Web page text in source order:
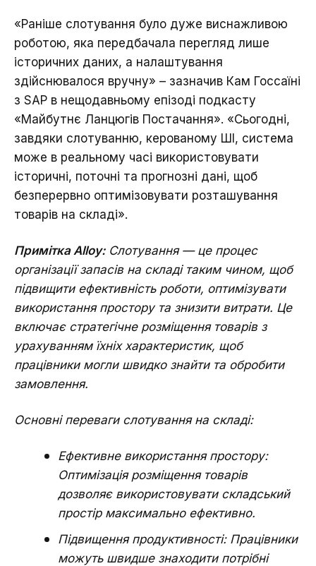
«Раніше слотування було дуже виснажливою
роботою, яка передбачала перегляд лише
історичних даних, а налаштування
здійснювалося вручну» – зазначив Кам Госсаїні
з SAP в нещодавньому епізоді подкасту
«Майбутнє Ланцюгів Постачання». «Сьогодні,
завдяки слотуванню, керованому ШІ, система
може в реальному часі використовувати
історичні, поточні та прогнозні дані, щоб
безперервно оптимізовувати розташування
товарів на складі».
Примітка Alloy:Слотування — це процес
організації запасів на складі таким чином, щоб
підвищити ефективність роботи, оптимізувати
використання простору та знизити витрати. Це
включає стратегічне розміщення товарів з
урахуванням їхніх характеристик, щоб
працівники могли швидко знайти та обробити
замовлення.
Основні переваги слотування на складі:
Ефективне використання простору:
Оптимізація розміщення товарів
дозволяє використовувати складський
простір максимально ефективно.
Підвищення продуктивності: Працівники
можуть швидше знаходити потрібні